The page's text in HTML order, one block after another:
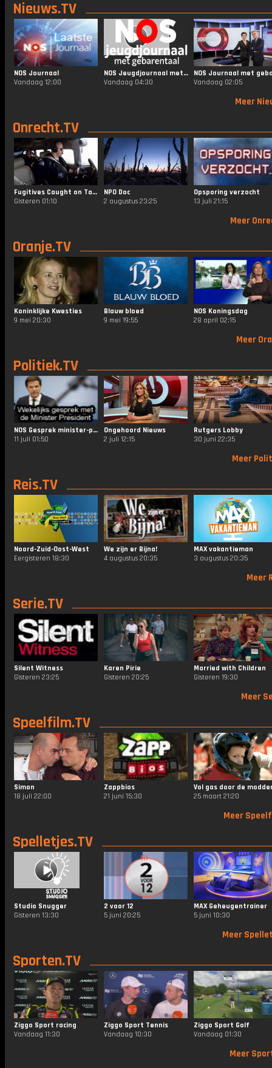
Nieuws.TV
NOS Journaal
Vandaag 12:00
NOS Jeugdjournaal met Gebarentaal
Vandaag 04:30
Vandaag 02:05
Meer
Onrecht.TV
Fugitives Caught on Tape
Gisteren 01:10
NPO Doc
2 augustus 23:25
Opsporing verzocht
13 juli 21:15
Meer
Oranje.TV
Koninklijke Kwesties
9 mei 20:30
Blauw bloed
9 mei 19:55
NOS Koningsdag
28 april 02:15
Meer
Politiek.TV
NOS Gesprek minister-president
11 juli 01:50
Ongehoord Nieuws
2 juli 12:15
Rutgers Lobby
30 juni 22:35
Meer
Reis.TV
Noord-Zuid-Oost-West
Eergisteren 18:30
We zijn er Bijna!
4 augustus 20:35
MAX vakantieman
3 augustus 20:35
Meer
Serie.TV
Silent Witness
Gisteren 23:25
Karen Pirie
Gisteren 20:25
Married with Children
Gisteren 19:30
Meer
Speelfilm.TV
Simon
18 juli 22:00
Zappbios
21 juni 15:30
Vol gas door de
25 maart 21:20
Meer
Spelletjes.TV
Studio Snugger
Gisteren 13:30
2 voor 12
5 juni 20:25
MAX Geheugentrainer
5 juni 10:30
Meer
Sporten.TV
Ziggo Sport racing
Vandaag 11:30
Ziggo Sport Tennis
Vandaag 10:30
Ziggo Sport Golf
Vandaag 01:30
Meer